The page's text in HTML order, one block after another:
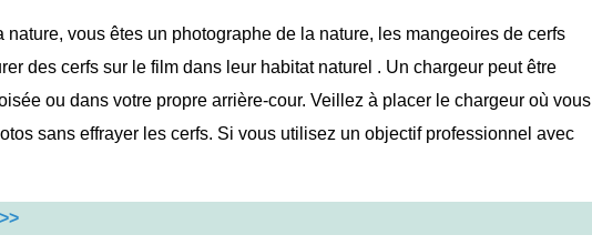
nature, vous êtes un photographe de la nature, les mangeoires de cerfs
des cerfs sur le film dans leur habitat naturel . Un chargeur peut être
ou dans votre propre arrière-cour. Veillez à placer le chargeur où vous
sans effrayer les cerfs. Si vous utilisez un objectif professionnel avec
>>